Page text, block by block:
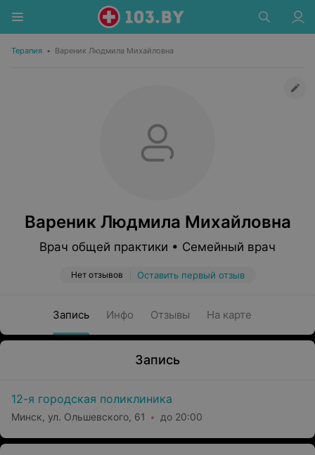
Терапия • Вареник Людмила Михайловна
Вареник Людмила Михайловна
Врач общей практики • Семейный врач
Нет отзывов Оставить первый отзыв
Запись Инфо Отзывы На карте
Запись
12-я городская поликлиника
Минск, ул. Ольшевского, 61 до 20:00